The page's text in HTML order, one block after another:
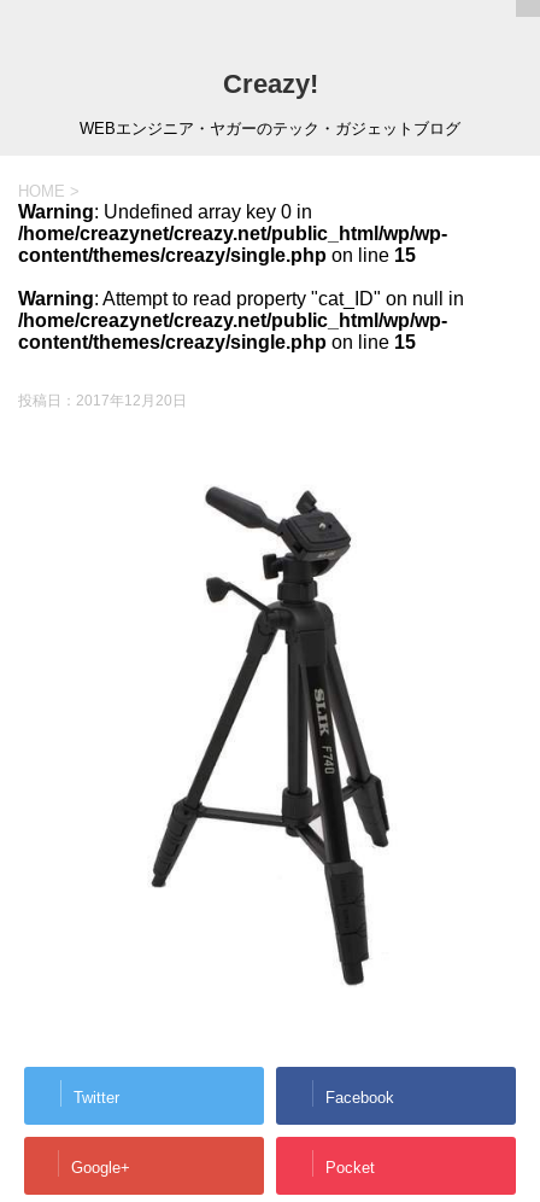
Creazy!
WEBエンジニア・ヤガーのテック・ガジェットブログ
HOME >
Warning: Undefined array key 0 in
/home/creazynet/creazy.net/public_html/wp/wp-
content/themes/creazy/single.php on line 15
Warning: Attempt to read property "cat_ID" on null in
/home/creazynet/creazy.net/public_html/wp/wp-
content/themes/creazy/single.php on line 15
投稿日： 2017年12月20日
Twitter Facebook
Google+ Pocket